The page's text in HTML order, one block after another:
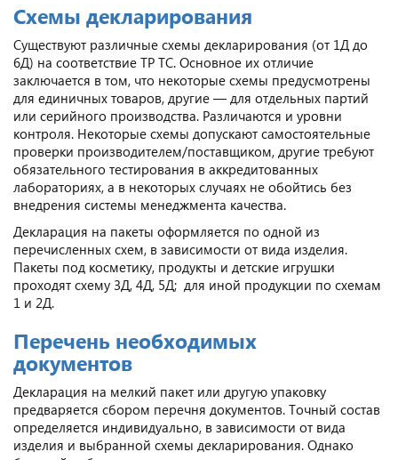
Схемы декларирования
Существуют различные схемы декларирования (от 1Д до
6Д) на соответствие ТР ТС. Основное их отличие
заключается в том, что некоторые схемы предусмотрены
для единичных товаров, другие — для отдельных партий
или серийного производства. Различаются и уровни
контроля. Некоторые схемы допускают самостоятельные
проверки производителем/поставщиком, другие требуют
обязательного тестирования в аккредитованных
лабораториях, а в некоторых случаях не обойтись без
внедрения системы менеджмента качества.
Декларация на пакеты оформляется по одной из
перечисленных схем, в зависимости от вида изделия.
Пакеты под косметику, продукты и детские игрушки
проходят схему 3Д, 4Д, 5Д; для иной продукции по схемам
1 и 2Д.
Перечень необходимых
документов
Декларация на мелкий пакет или другую упаковку
предваряется сбором перечня документов. Точный состав
определяется индивидуально, в зависимости от вида
изделия и выбранной схемы декларирования. Однако